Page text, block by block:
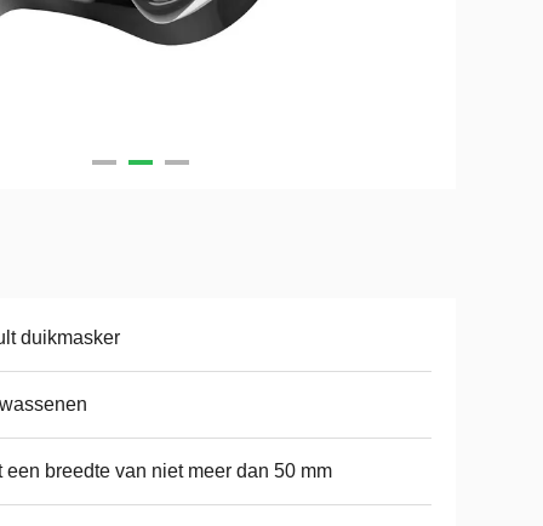
duikmasker
een breedte van niet meer dan 50 mm